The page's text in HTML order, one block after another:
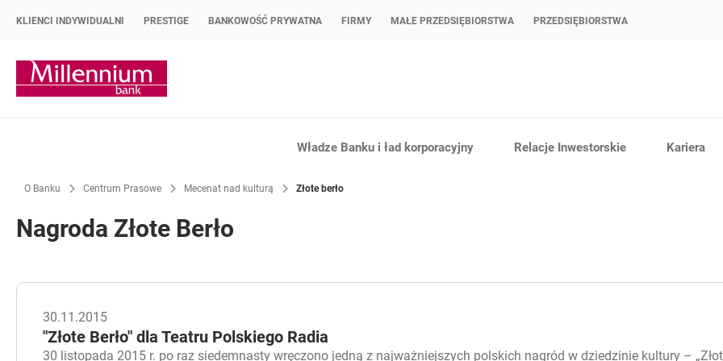
KLIENCI INDYWIDUALNI PRESTIGE BANKOWOŚĆ PRYWATNA FIRMY MAŁE PRZEDSIĘBIORSTWA PRZEDSIĘBIORSTWA
Strona główna Bank Millennium
Władze Banku i ład korporacyjny Relacje Inwestorskie Kariera
O Banku Centrum Prasowe Mecenat nad kulturą Złote berło
Nagroda Złote Berło
30.11.2015
"Złote Berło" dla Teatru Polskiego Radia
30 listopada 2015 r. po raz siedemnasty wręczono jedną z najważniejszych polskich nagród w dziedzinie kultury –